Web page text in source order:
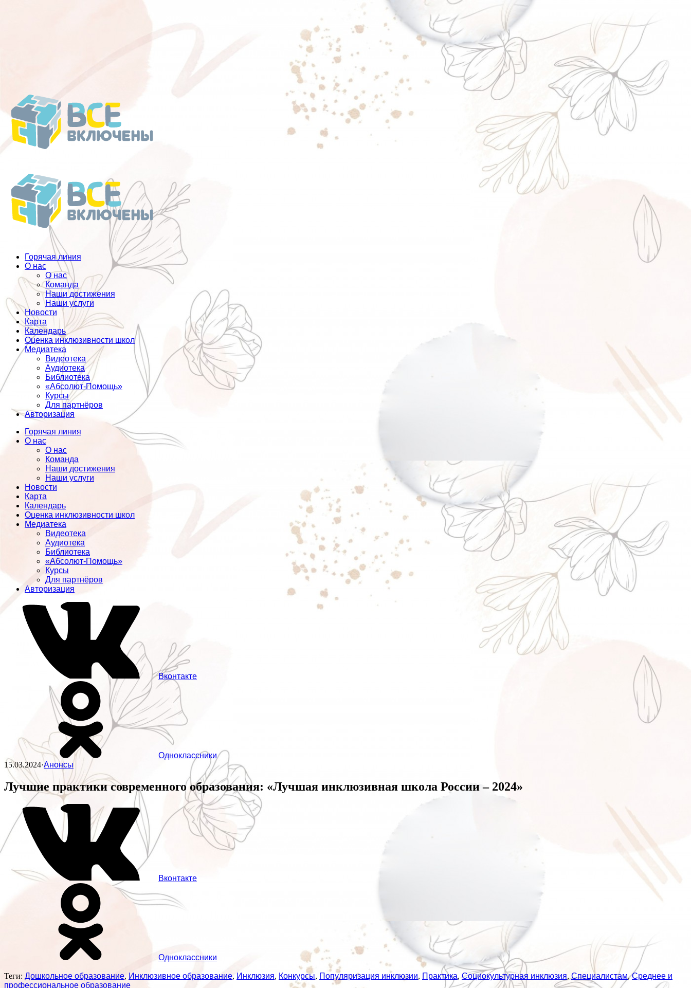
Горячая линия
О нас
О нас
Команда
Наши достижения
Наши услуги
Новости
Карта
Календарь
Оценка инклюзивности школ
Медиатека
Видеотека
Аудиотека
Библиотека
«Абсолют-Помощь»
Курсы
Для партнёров
Авторизация
Горячая линия
О нас
О нас
Команда
Наши достижения
Наши услуги
Новости
Карта
Календарь
Оценка инклюзивности школ
Медиатека
Видеотека
Аудиотека
Библиотека
«Абсолют-Помощь»
Курсы
Для партнёров
Авторизация
Вконтакте
Одноклассники
15.03.2024·Анонсы
Лучшие практики современного образования: «Лучшая инклюзивная школа России – 2024»
Вконтакте
Одноклассники
Теги: Дошкольное образование, Инклюзивное образование, Инклюзия, Конкурсы, Популяризация инклюзии, Практика, Социокультурная инклюзия, Специалистам,Среднее и
профессиональное образование